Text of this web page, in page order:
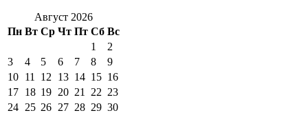
Август 2026
Пн Вт Ср Чт Пт Сб Вс
1
2
3
4 5 6 7 8
9
10 11 12 13 14 15 16
17 18 19 20 21 22 23
24 25 26 27 28 29 30